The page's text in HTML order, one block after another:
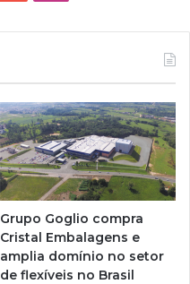
Grupo Goglio compra
Cristal Embalagens e
amplia domínio no setor
de flexíveis no Brasil